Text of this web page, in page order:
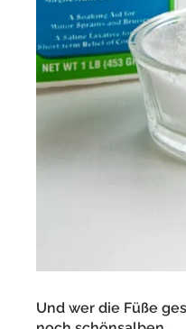
Und wer die Füße